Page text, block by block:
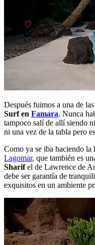
Después fuimos a una de
Surf en Famara. Nunca
tampoco salí de allí siendo
ni una vez de la tabla pero
Como ya se iba haciendo la
Lagomar, que también es
Sharifel de Lawrence de
debe ser garantía de
exquisitos en un ambiente